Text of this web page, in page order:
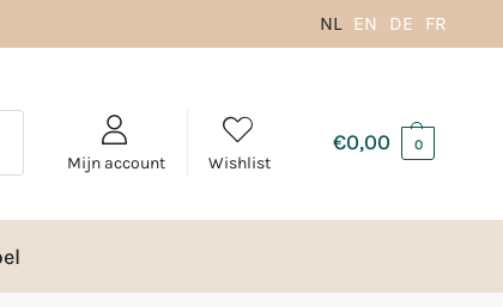
NL EN DE FR
Mijn account Wishlist
€0,00 0